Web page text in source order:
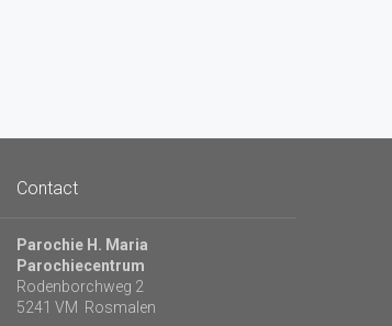
Contact
Parochie H. Maria
Parochiecentrum
Rodenborchweg 2
5241 VM Rosmalen